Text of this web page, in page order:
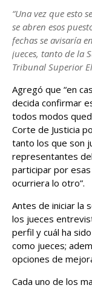
“Una vez que esto
se abren esos
fechas se avisaría
jueces, tanto de la
Tribunal Superior
Agregó que “en
decida confirmar
todos modos
Corte de Justicia
tanto los que son
representantes
participar por
ocurriera lo otro”.
Antes de iniciar la
los jueces
perfil y cuál ha
como jueces;
opciones de
Cada uno de los